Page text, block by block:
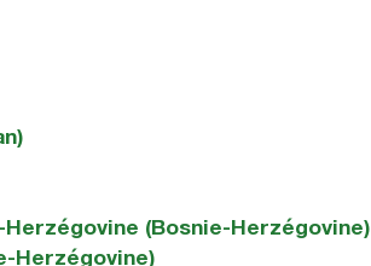
(Bosnie-Herzégovine)
Herzégovine)